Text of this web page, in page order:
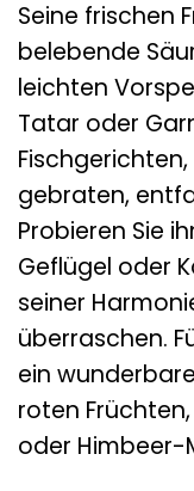
Seine frischen
belebende
leichten
Tatar oder
gebraten,
Probieren Sie
Geflügel oder
seiner
überraschen.
ein
roten
oder Himbeer-